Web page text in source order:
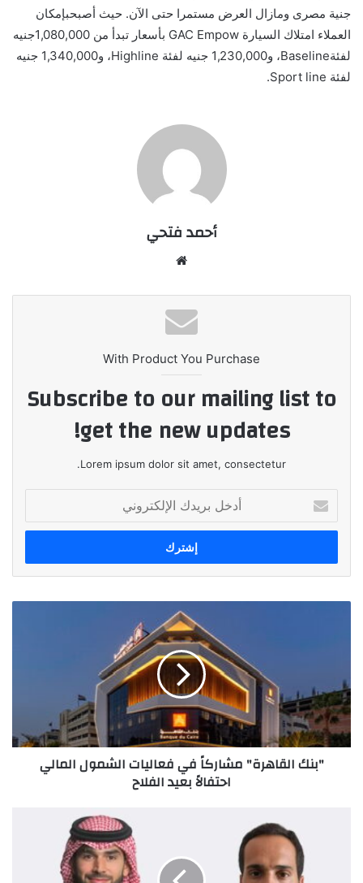
جنية مصرى ومازال العرض مستمرا حتى الآن. حيث أصبحبإمكان
العملاء امتلاك السيار ة GAC Empow بأسعار تبدأ من
جنيه
لفئةBaseline، و1,230,000 جنيه لفئة ، و1,340,000 جنيه
لفئة
.
أحمد فتحي
With Product You Purchase
Subscribe to our mailing list to
get the new updates!
Lorem ipsum dolor sit amet, consectetur.
بريدك
الإلكتروني
الشمول
المالي
احتفالاً
بعيد
"بنك القاهرة" مشاركاً في فعاليات الشمول المالي
احتفالاً بعيد الفلاح